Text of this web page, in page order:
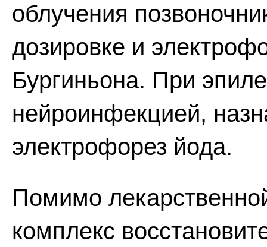
облучения
дозировке и
Бургиньона. При
нейроинфекцией,
электрофорез йода.
Помимо
комплекс